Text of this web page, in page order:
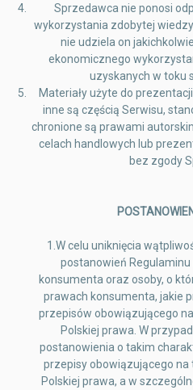
Sprzedawca nie ponosi
wykorzystania zdobytej
nie udziela on
ekonomicznego
uzyskanych w toku
Materiały użyte do
inne są częścią Serwisu,
chronione są prawami
celach handlowych lub
bez zgody
1.W celu uniknięcia
postanowień
konsumenta oraz osoby, o
prawach konsumenta, jakie
przepisów obowiązującego
Polskiej prawa. W
postanowienia o takim
przepisy obowiązującego
Polskiej prawa, a w